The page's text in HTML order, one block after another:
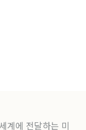
계에 전달하는 미